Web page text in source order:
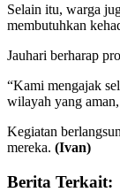
Selain itu, warga
membutuhkan
Jauhari berharap
“Kami mengajak
wilayah yang
Kegiatan
mereka. (Ivan)
Berita Terkait: